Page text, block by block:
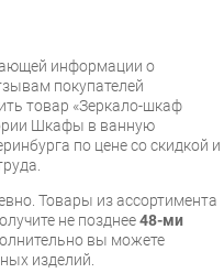
информации о
покупателей
товар «Зеркало-шкаф
Шкафы в ванную
по цене со скидкой и
Товары из ассортимента
не позднее48-ми
вы можете
изделий.